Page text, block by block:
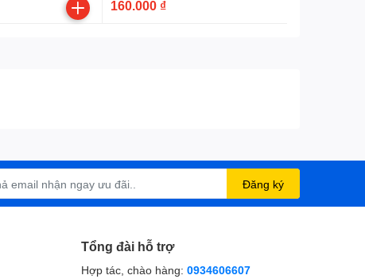
160.000 ₫
Đăng ký
Tổng đài hỗ trợ
Hợp tác, chào hàng: 0934606607